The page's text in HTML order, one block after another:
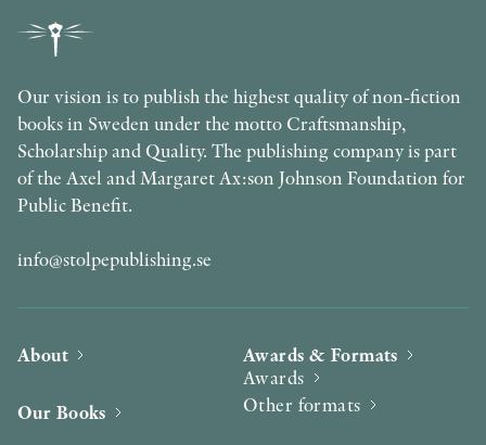
Our vision is to publish the highest quality of non-fiction
books in Sweden under the motto Craftsmanship,
Scholarship and Quality. The publishing company is part
of the Axel and Margaret Ax:son Johnson Foundation for
Public Benefit.
info@stolpepublishing.se
About
Our Books
Awards & Formats
Awards
Other formats